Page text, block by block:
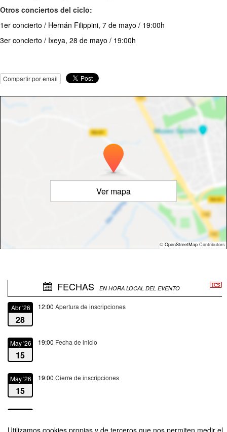
Utilizamos cookies propias y de terceros que nos permiten medir el
Otros conciertos del ciclo:
1er concierto / Hernán Filippini, 7 de mayo / 19:00h
3er concierto / Ixeya, 28 de mayo / 19:00h
Compartir por email
Ver mapa
© OpenStreetMap Contributors
FECHAS EN HORA LOCAL DEL EVENTO
Abr '26
28
12:00 Apertura de inscripciones
May '26
15
19:00 Fecha de inicio
May '26
15
19:00 Cierre de inscripciones
15